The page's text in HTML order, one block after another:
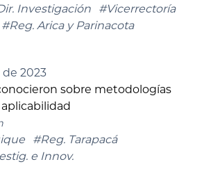
Investigación
#Vicerrectoría
#Reg. Arica y Parinacota
de 2023
sobre metodologías
#Reg. Tarapacá
e Innov.